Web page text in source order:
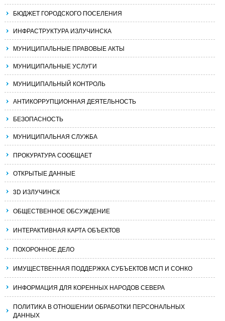
БЮДЖЕТ ГОРОДСКОГО ПОСЕЛЕНИЯ
ИНФРАСТРУКТУРА ИЗЛУЧИНСКА
МУНИЦИПАЛЬНЫЕ ПРАВОВЫЕ АКТЫ
МУНИЦИПАЛЬНЫЕ УСЛУГИ
МУНИЦИПАЛЬНЫЙ КОНТРОЛЬ
АНТИКОРРУПЦИОННАЯ ДЕЯТЕЛЬНОСТЬ
БЕЗОПАСНОСТЬ
МУНИЦИПАЛЬНАЯ СЛУЖБА
ПРОКУРАТУРА СООБЩАЕТ
ОТКРЫТЫЕ ДАННЫЕ
3D ИЗЛУЧИНСК
ОБЩЕСТВЕННОЕ ОБСУЖДЕНИЕ
ИНТЕРАКТИВНАЯ КАРТА ОБЪЕКТОВ
ПОХОРОННОЕ ДЕЛО
ИМУЩЕСТВЕННАЯ ПОДДЕРЖКА СУБЪЕКТОВ МСП И СОНКО
ИНФОРМАЦИЯ ДЛЯ КОРЕННЫХ НАРОДОВ СЕВЕРА
ПОЛИТИКА В ОТНОШЕНИИ ОБРАБОТКИ ПЕРСОНАЛЬНЫХ
ДАННЫХ